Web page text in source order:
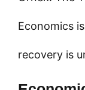
Economics
recovery is